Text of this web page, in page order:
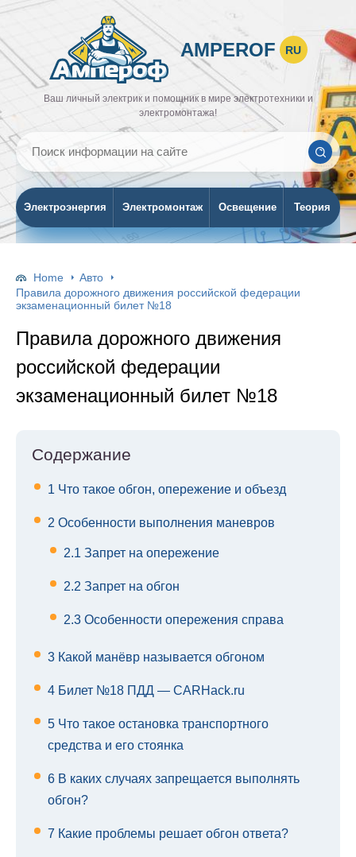
AMPEROF RU
Ваш личный электрик и помощник в мире электротехники и
электромонтажа!
Электроэнергия Электромонтаж Освещение Теория
Home
Авто
Правила дорожного движения российской федерации
экзаменационный билет №18
Правила дорожного движения
российской федерации
экзаменационный билет №18
Содержание
1 Что такое обгон, опережение и объезд
2 Особенности выполнения маневров
2.1 Запрет на опережение
2.2 Запрет на обгон
2.3 Особенности опережения справа
3 Какой манёвр называется обгоном
4 Билет №18 ПДД — CARHack.ru
5 Что такое остановка транспортного
средства и его стоянка
6 В каких случаях запрещается выполнять
обгон?
7 Какие проблемы решает обгон ответа?